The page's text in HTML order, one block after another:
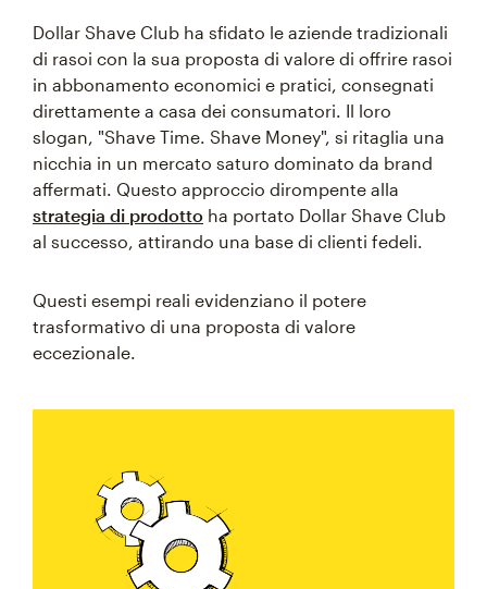
Dollar Shave Club ha sfidato le aziende tradizionali
di rasoi con la sua proposta di valore di offrire rasoi
in abbonamento economici e pratici, consegnati
direttamente a casa dei consumatori. Il loro
slogan, "Shave Time. Shave Money", si ritaglia una
nicchia in un mercato saturo dominato da brand
affermati. Questo approccio dirompente alla
strategia di prodotto ha portato Dollar Shave Club
al successo, attirando una base di clienti fedeli.
Questi esempi reali evidenziano il potere
trasformativo di una proposta di valore
eccezionale.